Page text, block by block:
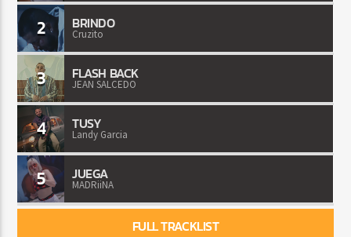
2 BRINDO
Cruzito
3 FLASH BACK
JEAN SALCEDO
4 TUSY
Landy Garcia
5 JUEGA
MADRiiNA
FULL TRACKLIST